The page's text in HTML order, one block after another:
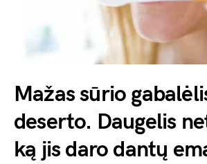
Mažas sūrio
deserto. Daugelis
ką jis daro dantų